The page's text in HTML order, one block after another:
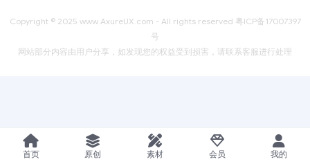
Copyright © 2025 www.AxureUX.com - All rights reserved 粤ICP备17007397
号
网站部分内容由用户分享，如发现您的权益受到损害，请联系客服进行处理
首页 原创 素材 会员 我的